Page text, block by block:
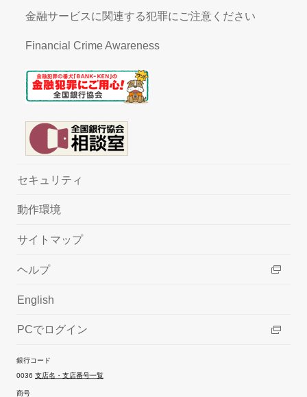
金融サービスに関連する犯罪にご注意ください
Financial Crime Awareness
セキュリティ
動作環境
サイトマップ
ヘルプ
English
PCでログイン
銀行コード
0036 支店名・支店番号一覧
商号